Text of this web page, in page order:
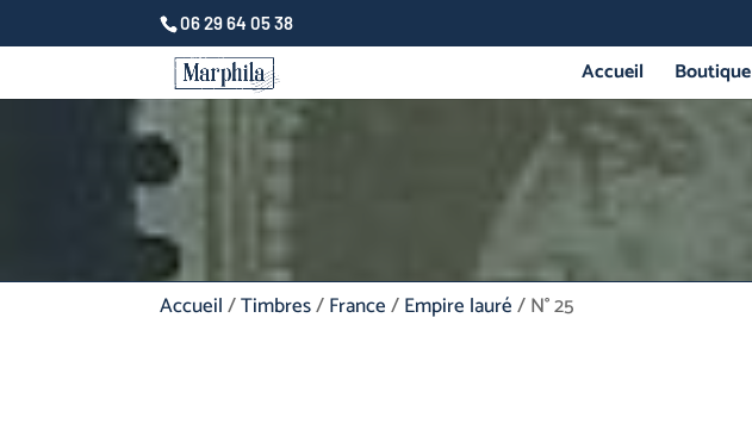
06 29 64 05 38
Accueil Boutique
Accueil/Timbres/France/Empire lauré/ N° 25